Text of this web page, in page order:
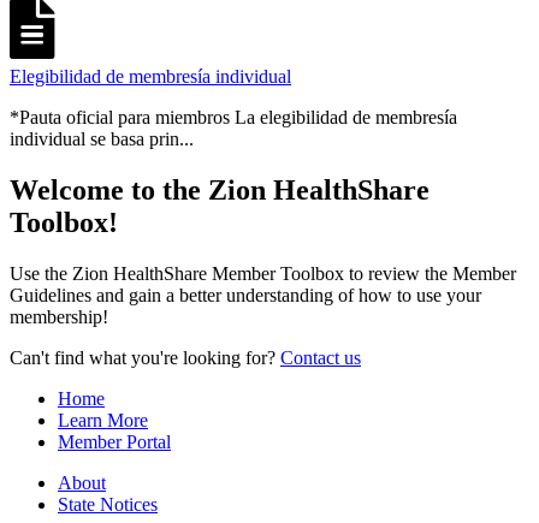
Elegibilidad de membresía individual
*Pauta oficial para miembros La elegibilidad de membresía
individual se basa prin...
Welcome to the Zion HealthShare
Toolbox!
Use the Zion HealthShare Member Toolbox to review the Member
Guidelines and gain a better understanding of how to use your
membership!
Can't find what you're looking for? Contact us
Home
Learn More
Member Portal
About
State Notices